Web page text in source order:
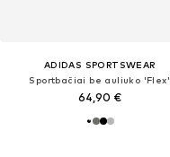
ADIDAS SPORTSWEAR
Sportbačiai be auliuko 'Flex'
64,90 €